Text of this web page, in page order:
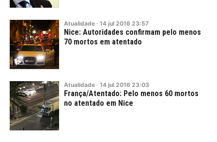
Atualidade · 14 jul 2016 23:57
Nice: Autoridades confirmam pelo menos
70 mortos em atentado
Atualidade · 14 jul 2016 23:03
França/Atentado: Pelo menos 60 mortos
no atentado em Nice